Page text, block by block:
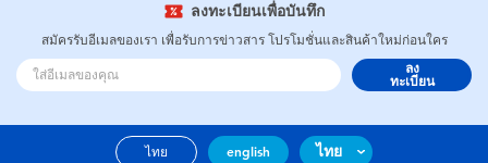
ลงทะเบียนเพื่อบันทึก
สมัครรับอีเมลของเรา เพื่อรับการข่าวสาร โปรโมชั่นและสินค้าใหม่ก่อนใคร
ลง
ทะเบียน
ไทย english ไทย